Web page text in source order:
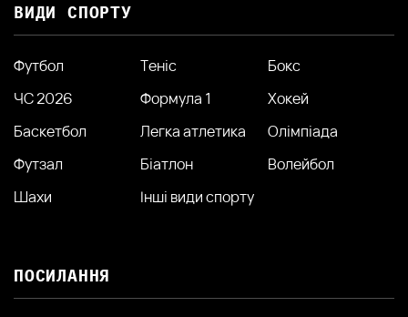
ВИДИ СПОРТУ
Футбол Теніс
Бокс
ЧС 2026
Формула 1
Хокей
Баскетбол
Легка атлетика
Олімпіада
Футзал
Біатлон
Волейбол
Шахи
Інші види спорту
ПОСИЛАННЯ